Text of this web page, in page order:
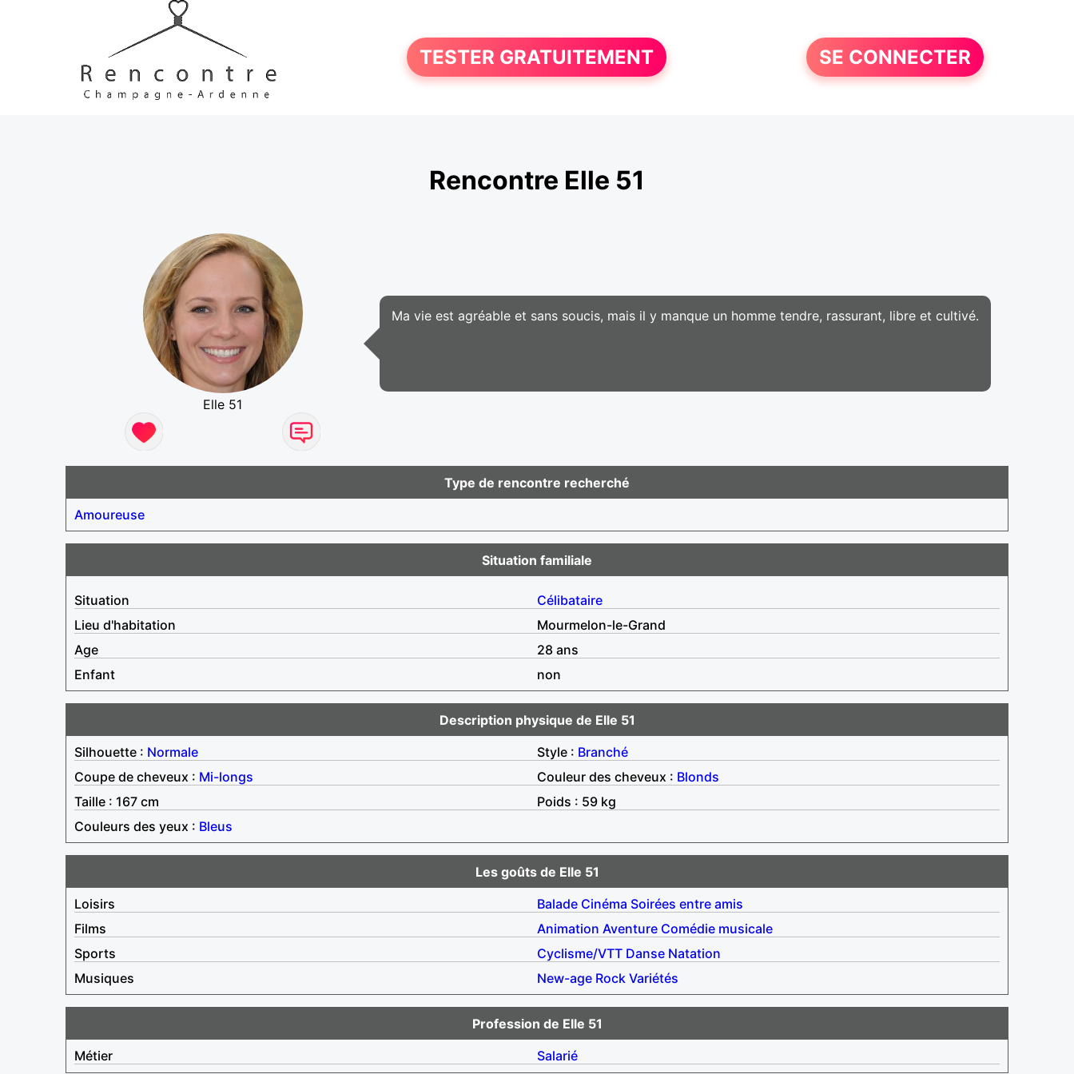
TESTER GRATUITEMENT SE CONNECTER
Rencontre Elle 51
Elle 51
Ma vie est agréable et sans soucis, mais il y manque un homme tendre, rassurant, libre et cultivé.
Type de rencontre recherché
Amoureuse
Situation familiale
Situation
Célibataire
Lieu d'habitation
Mourmelon-le-Grand
Age
28 ans
Enfant
non
Description physique de Elle 51
Silhouette : Normale Style : Branché
Coupe de cheveux : Mi-longs Couleur des cheveux : Blonds
Taille : 167 cm
Poids : 59 kg
Couleurs des yeux : Bleus
Les goûts de Elle 51
Loisirs
Balade Cinéma Soirées entre amis
Films
Animation Aventure Comédie musicale
Sports
Cyclisme/VTT Danse Natation
Musiques
New-age Rock Variétés
Profession de Elle 51
Métier
Salarié